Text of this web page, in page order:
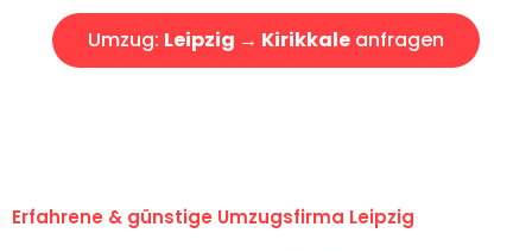
Umzug: Leipzig → Kirikkale anfragen
Erfahrene & günstige Umzugsfirma Leipzig